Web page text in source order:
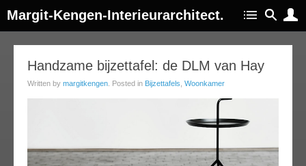
Margit-Kengen-Interieurarchitect.
Handzame bijzettafel: de DLM van Hay
Written by margitkengen . Posted in Bijzettafels Woonkamer